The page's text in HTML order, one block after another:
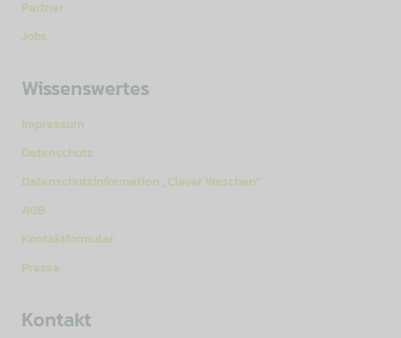
Partner
Jobs
Wissenswertes
Impressum
Datenschutz
Datenschutzinformation „Clever Waschen“
AGB
Kontaktformular
Presse
Kontakt